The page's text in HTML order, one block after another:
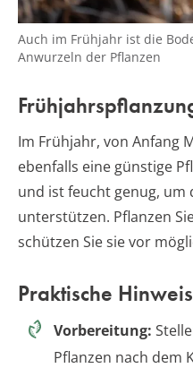
Auch im Frühjahr ist die
Anwurzeln der Pflanzen
Im Frühjahr, von Anfang
ebenfalls eine günstige
und ist feucht genug, um
unterstützen. Pflanzen
schützen Sie sie vor
Praktische
Vorbereitung:
Pflanzen nach dem